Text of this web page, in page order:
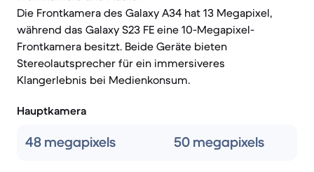
Die Frontkamera des Galaxy A34 hat 13 Megapixel,
während das Galaxy S23 FE eine 10-Megapixel-
Frontkamera besitzt. Beide Geräte bieten
Stereolautsprecher für ein immersiveres
Klangerlebnis bei Medienkonsum.
Hauptkamera
48 megapixels 50 megapixels